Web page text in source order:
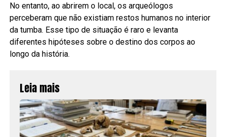
No entanto, ao abrirem o local, os arqueólogos
perceberam que não existiam restos humanos no interior
da tumba. Esse tipo de situação é raro e levanta
diferentes hipóteses sobre o destino dos corpos ao
longo da história.
Leia mais